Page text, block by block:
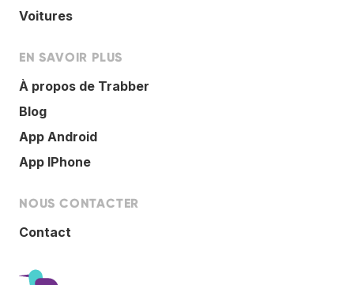
Voitures
EN SAVOIR PLUS
À propos de Trabber
Blog
App Android
App IPhone
NOUS CONTACTER
Contact